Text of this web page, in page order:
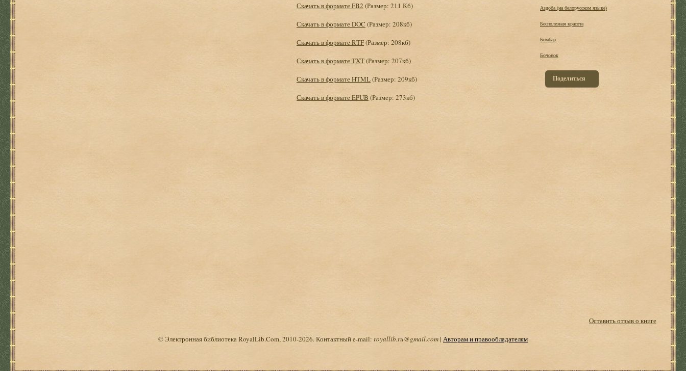
Скачать в формате FB2 (Размер: 211 Кб)
Скачать в формате DOC (Размер: 208кб)
Скачать в формате RTF(Размер: 208кб)
Скачать в формате TXT(Размер: 207кб)
Скачать в формате HTML(Размер: 209кб)
Скачать в формате EPUB (Размер: 273кб)
Аздоба (на белорусском языке)
Бесполезная красота
Бомбар
Бочонок
Поделиться
Оставить отзыв о книге
© Электронная библиотека RoyalLib.Com, 2010-2026. Контактный e-mail: royallib.ru@gmail.com| Авторам и правообладателям